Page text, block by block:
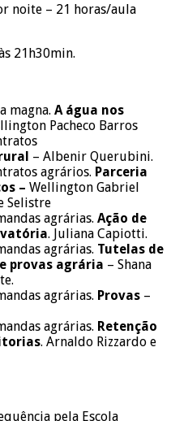
noite – 21 horas/aula
21h30min.
magna. A água nos
Pacheco Barros
– Albenir Querubini.
agrários. Parceria
– Wellington Gabriel
Selistre
agrárias. Ação de
. Juliana Capiotti.
agrárias. Tutelas de
provas agrária – Shana
agrárias. Provas –
agrárias. Retenção
. Arnaldo Rizzardo e
pela Escola